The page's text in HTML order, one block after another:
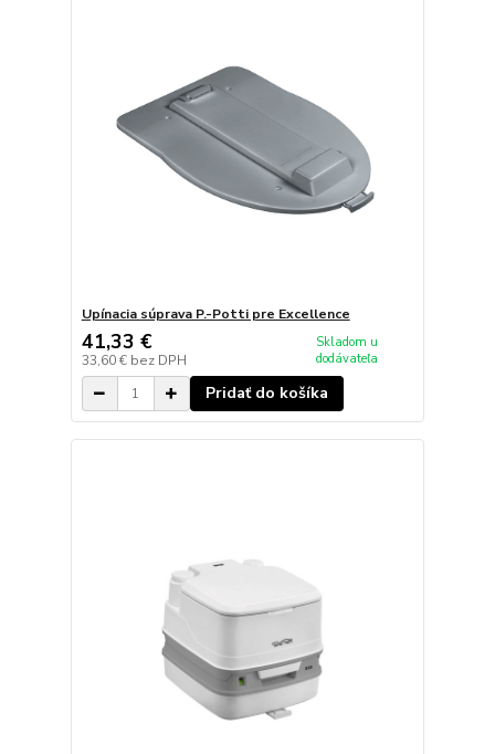
Upínacia súprava P.-Potti pre Excellence
41,33 €
33,60 € bez DPH
Skladom u
dodávateľa
Pridať do košíka